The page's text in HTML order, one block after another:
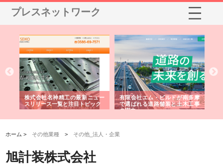
プレスネットワーク
株式会社名神精工の最新ニュー
スリリース一覧と注目トピック
有限会社エム・ビルドが南多摩
で選ばれる道路舗装と土木工事
の実力
ホーム > その他業種 > その他_法人・企業
旭計装株式会社